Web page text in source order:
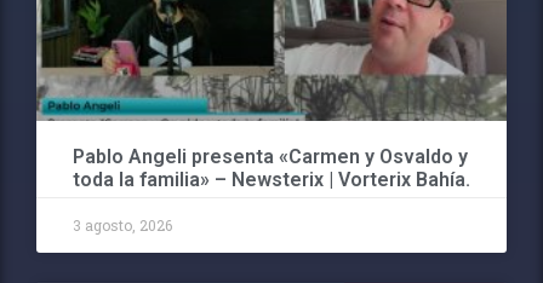
Pablo Angeli presenta «Carmen y Osvaldo y
toda la familia» – Newsterix | Vorterix Bahía.
3 agosto, 2026